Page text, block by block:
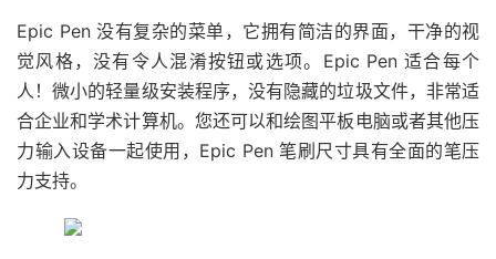
Epic Pen 没有复杂的菜单，它拥有简洁的界面，干净的视
觉风格，没有令人混淆按钮或选项。Epic Pen 适合每个
人！微小的轻量级安装程序，没有隐藏的垃圾文件，非常适
合企业和学术计算机。您还可以和绘图平板电脑或者其他压
力输入设备一起使用，Epic Pen 笔刷尺寸具有全面的笔压
力支持。